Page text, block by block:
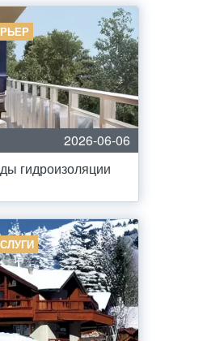
2026-06-06
гидроизоляции